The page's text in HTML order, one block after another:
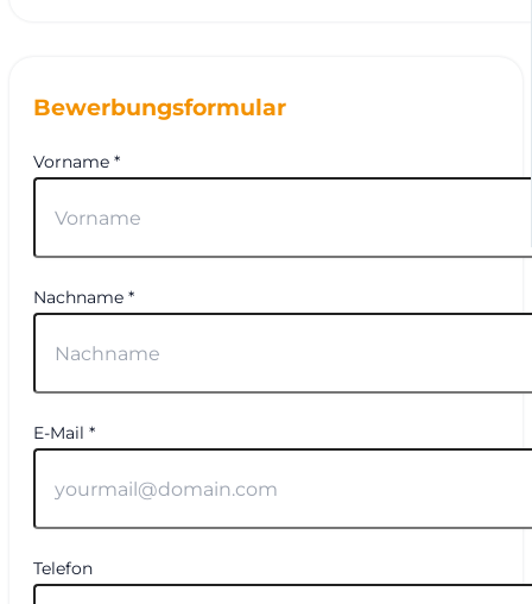
Bewerbungsformular
Vorname *
Nachname *
E-Mail *
Telefon